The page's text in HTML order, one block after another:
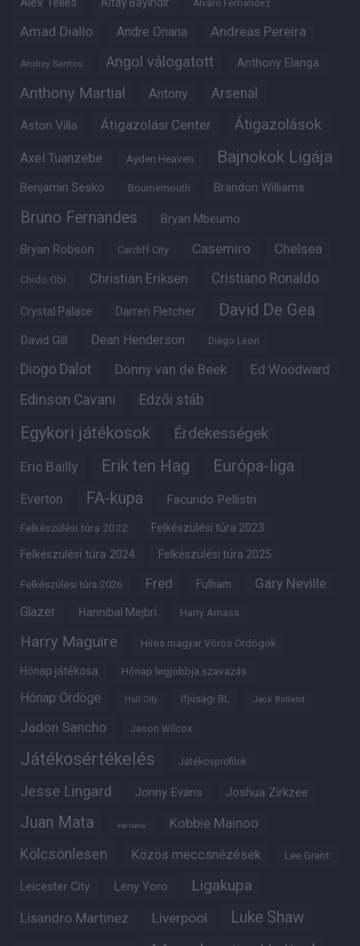
Alvaro Fernandez
Amad Diallo Andre Onana Andreas Pereira
Andrey Santos Angol válogatott Anthony Elanga
Anthony Martial Antony Arsenal
Aston Villa Átigazolási Center Átigazolások
Axel Tuanzebe Ayden Heaven Bajnokok Ligája
Benjamin Sesko Bournemouth Brandon Williams
Bruno Fernandes Bryan Mbeumo
Bryan Robson Cardiff City Casemiro Chelsea
Chido Obi Christian Eriksen Cristiano Ronaldo
Crystal Palace Darren Fletcher David De Gea
David Gill Dean Henderson Diego Leon
Diogo Dalot Donny van de Beek Ed Woodward
Edinson Cavani Edzői stáb
Egykori játékosok Érdekességek
Eric Bailly Erik ten Hag Európa-liga
Everton FA-kupa Facundo Pellistri
Felkészülési túra 2022 Felkészülési túra 2023
Felkészülési túra 2024 Felkészülési túra 2025
Felkészülési túra 2026 Fred Fulham Gary Neville
Glazer Hannibal Mejbri Harry Amass
Harry Maguire Híres magyar Vörös Ördögök
Hónap játékosa Hónap legjobbja szavazás
Hónap Ördöge Hull City Ifjúsági BL Jack Butland
Jadon Sancho Jason Wilcox
Játékosértékelés Játékosprofilok
Jesse Lingard Jonny Evans Joshua Zirkzee
Juan Mata Karl Darlow Kobbie Mainoo
Kölcsönlesen Közös meccsnézések Lee Grant
Leicester City Leny Yoro Ligakupa
Lisandro Martinez Liverpool Luke Shaw